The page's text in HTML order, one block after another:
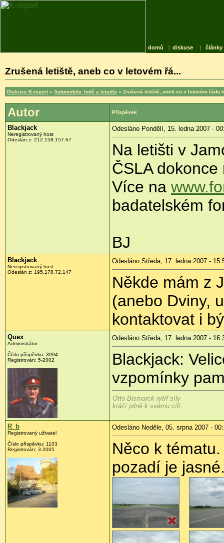
domů | diskuse | články
Zrušená letiště, aneb co v letovém řá...
Diskuse K-report » Automobily, lodě a letadla » Zrušená letiště, aneb co v letovém řádu
Autor Příspěvek
Blackjack
Neregistrovaný host
Odeslán z: 212.158.157.67
Odesláno Pondělí, 15. ledna 2007 -
Na letišti v
ČSLA
Více na
badatelském
BJ
Blackjack
Neregistrovaný host
Odeslán z: 195.178.72.147
Odesláno Středa, 17. ledna 2007 -
Někde mám z
(anebo Dviny,
kontaktovat i
Quex
Administrátor
Číslo příspěvku: 3994
Registrován: 5-2002
Odesláno Středa, 17. ledna 2007 -
Blackjack:
vzpomínky
Otto Bismarck rytíř síly
kráčí pilně k svému cíli
R_b
Registrovaný uživatel
Číslo příspěvku: 1103
Registrován: 3-2005
Odesláno Neděle, 05. srpna 2007 -
Něco k
pozadí je